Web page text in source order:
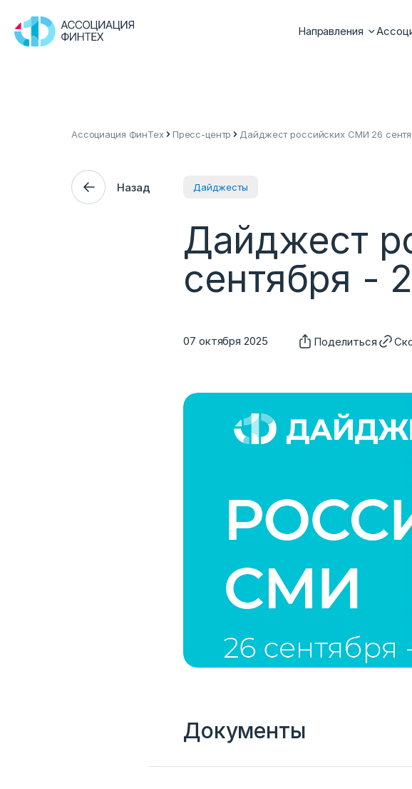
Направления
Ассоциация ФинТех Пресс-центр Дайджест российских СМИ 26
Назад
07 октября 2025
Дайджесты
Дайджест
сентября -
Поделиться
Документы